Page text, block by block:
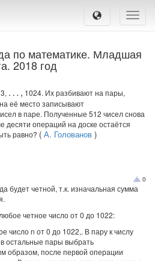
Toggle
по математике. Младшая
2018 год
…,
1024. Их разбивают на пары,
её место записывают
в паре. Полученные 512 чисел снова
десяти операций на доске остаётся
равно? ( А. Голованов )
0
будет четной, т.к. изначальная сумма
четное число от 0 до 1022:
число n от 0 до 1022,. В пару к числу
остальные пары выбрать
образом, после первой операции